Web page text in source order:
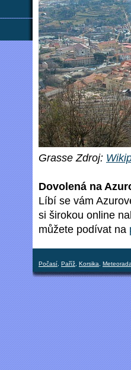
Grasse Zdroj:
Dovolená na
Líbí se vám
si širokou online
můžete podívat na
Počasí Paříž Korsika